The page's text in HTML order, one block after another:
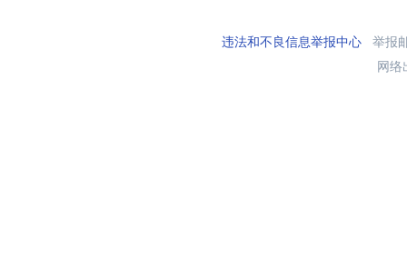
违法和不良信息举报中心举报
网